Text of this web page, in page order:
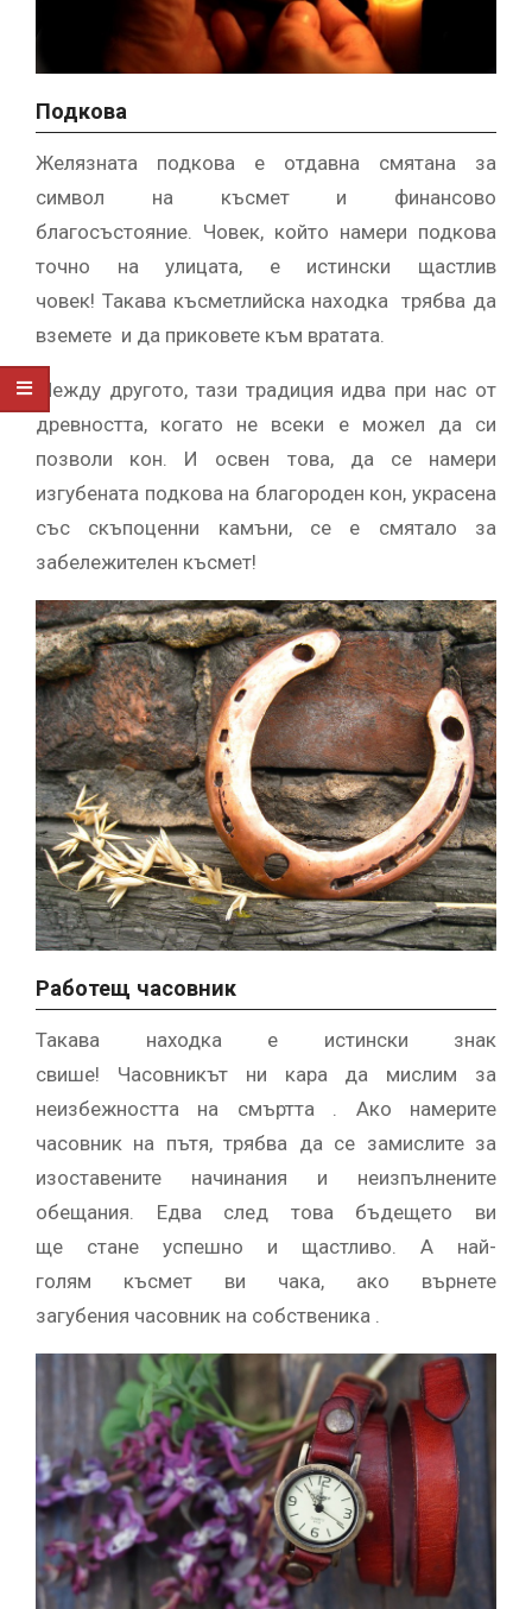
Подкова
Желязната подкова е отдавна смятана за
символ на късмет и финансово
благосъстояние. Човек, който намери подкова
точно на улицата, е истински щастлив
човек! Такава късметлийска находка трябва да
вземете и да приковете към вратата.
Между другото, тази традиция идва при нас от
древността, когато не всеки е можел да си
позволи кон. И освен това, да се намери
изгубената подкова на благороден кон, украсена
със скъпоценни камъни, се е смятало за
забележителен късмет!
Работещ часовник
Такава находка е истински знак
свише! Часовникът ни кара да мислим за
неизбежността на смъртта . Ако намерите
часовник на пътя, трябва да се замислите за
изоставените начинания и неизпълнените
обещания. Едва след това бъдещето ви
ще стане успешно и щастливо. А най-
голям късмет ви чака, ако върнете
загубения часовник на собственика .